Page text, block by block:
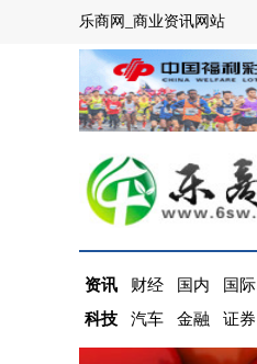
乐商网_商业资讯网站
资讯 财经 国内 国际
科技
汽车 金融 证券